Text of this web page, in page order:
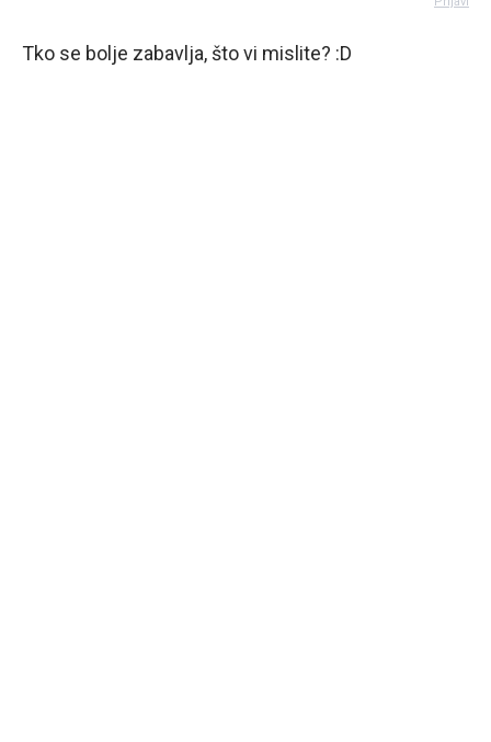
Tko se bolje zabavlja, što vi mislite? :D